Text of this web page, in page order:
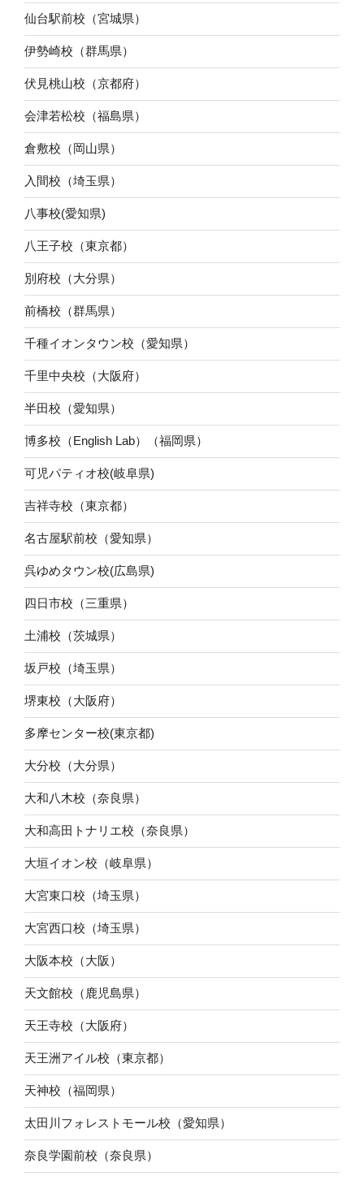
仙台駅前校（宮城県）
伊勢崎校（群馬県）
伏見桃山校（京都府）
会津若松校（福島県）
倉敷校（岡山県）
入間校（埼玉県）
八事校(愛知県)
八王子校（東京都）
別府校（大分県）
前橋校（群馬県）
千種イオンタウン校（愛知県）
千里中央校（大阪府）
半田校（愛知県）
博多校（English Lab）（福岡県）
可児パティオ校(岐阜県)
吉祥寺校（東京都）
名古屋駅前校（愛知県）
呉ゆめタウン校(広島県)
四日市校（三重県）
土浦校（茨城県）
坂戸校（埼玉県）
堺東校（大阪府）
多摩センター校(東京都)
大分校（大分県）
大和八木校（奈良県）
大和高田トナリエ校（奈良県）
大垣イオン校（岐阜県）
大宮東口校（埼玉県）
大宮西口校（埼玉県）
大阪本校（大阪）
天文館校（鹿児島県）
天王寺校（大阪府）
天王洲アイル校（東京都）
天神校（福岡県）
太田川フォレストモール校（愛知県）
奈良学園前校（奈良県）